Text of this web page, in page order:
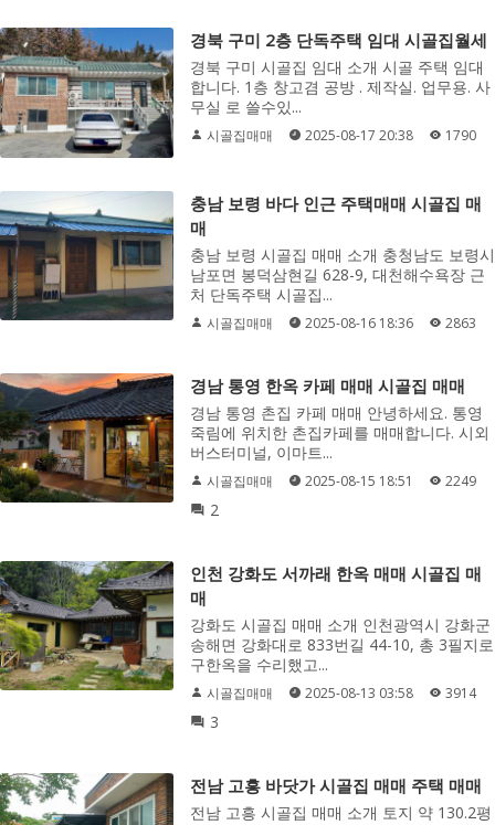
경북 구미 2층 단독주택 임대 시골집월세
경북 구미 시골집 임대 소개 시골 주택 임대
합니다. 1층 창고겸 공방 . 제작실. 업무용. 사
무실 로 쓸수있...
시골집매매 2025-08-17 20:38 1790
충남 보령 바다 인근 주택매매 시골집 매
매
충남 보령 시골집 매매 소개 충청남도 보령시
남포면 봉덕삼현길 628-9, 대천해수욕장 근
처 단독주택 시골집...
시골집매매 2025-08-16 18:36 2863
경남 통영 한옥 카페 매매 시골집 매매
경남 통영 촌집 카페 매매 안녕하세요. 통영
죽림에 위치한 촌집카페를 매매합니다. 시외
버스터미널, 이마트...
시골집매매 2025-08-15 18:51 2249
2
인천 강화도 서까래 한옥 매매 시골집 매
매
강화도 시골집 매매 소개 인천광역시 강화군
송해면 강화대로 833번길 44-10, 총 3필지로
구한옥을 수리했고...
시골집매매 2025-08-13 03:58 3914
3
전남 고흥 바닷가 시골집 매매 주택 매매
전남 고흥 시골집 매매 소개 토지 약 130.2평